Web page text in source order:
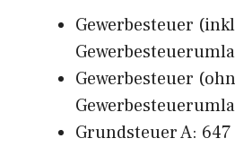
Gewerbesteuer
Gewerbesteuer
Grundsteuer A: